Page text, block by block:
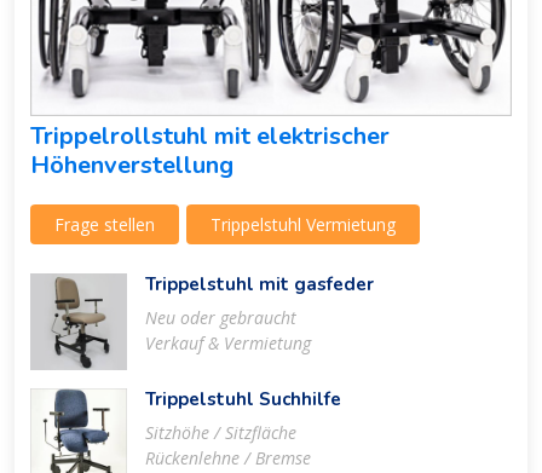
Trippelrollstuhl mit elektrischer
Höhenverstellung
Frage stellen Trippelstuhl Vermietung
Trippelstuhl mit gasfeder
Neu oder gebraucht
Verkauf & Vermietung
Trippelstuhl Suchhilfe
Sitzhöhe / Sitzfläche
Rückenlehne / Bremse